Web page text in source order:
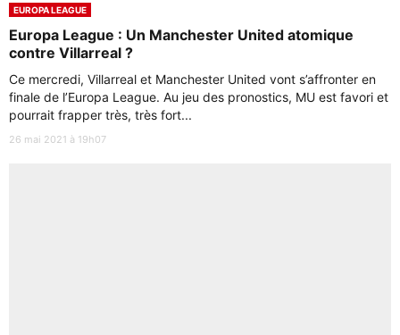
EUROPA LEAGUE
Europa League : Un Manchester United atomique
contre Villarreal ?
Ce mercredi, Villarreal et Manchester United vont s’affronter en
finale de l’Europa League. Au jeu des pronostics, MU est favori et
pourrait frapper très, très fort...
26 mai 2021 à 19h07